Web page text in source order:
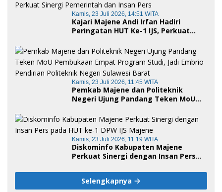
Kamis, 23 Juli 2026, 14:51 WITA
Kajari Majene Andi Irfan Hadiri
Peringatan HUT Ke-1 IJS, Perkuat
Kamis, 23 Juli 2026, 11:45 WITA
Pemkab Majene dan Politeknik
Negeri Ujung Pandang Teken MoU
Jadi Embrio Pendirian Politeknik
Negeri Sulawesi Barat
Kamis, 23 Juli 2026, 11:19 WITA
Diskominfo Kabupaten Majene
Perkuat Sinergi dengan Insan Pers
Selengkapnya